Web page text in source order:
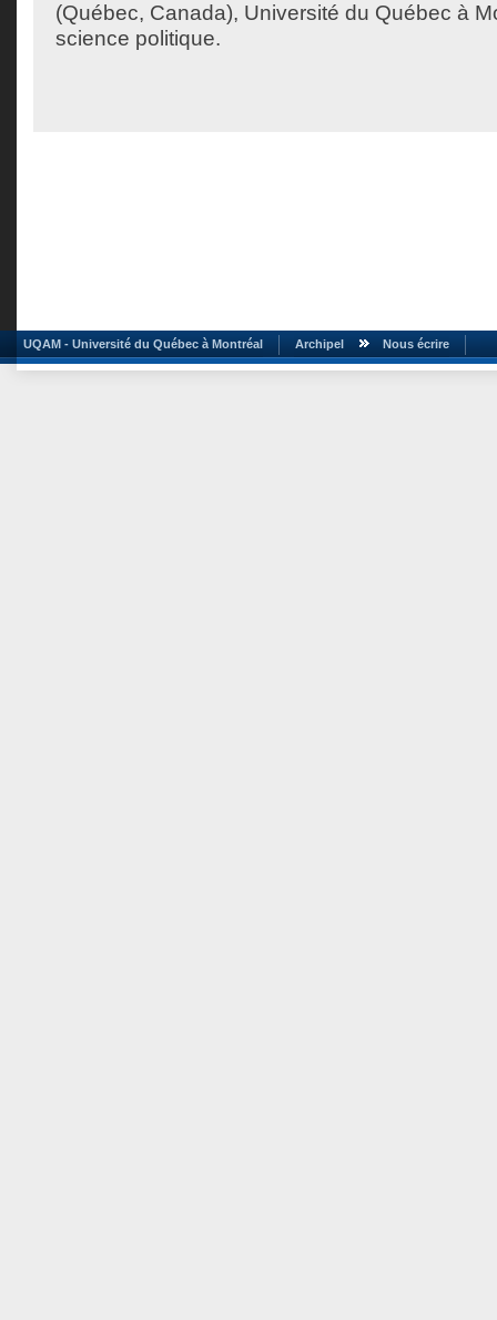
(Québec, Canada), Université du Québec à
science politique.
UQAM - Université du Québec à Montréal Archipel Nous écrire